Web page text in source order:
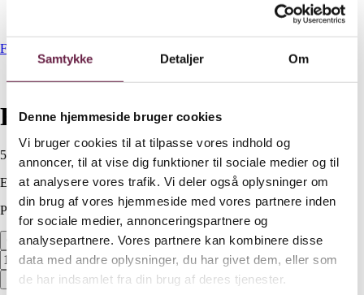
Samtykke Detaljer Om
Denne hjemmeside bruger cookies
Vi bruger cookies til at tilpasse vores indhold og
annoncer, til at vise dig funktioner til sociale medier og til
at analysere vores trafik. Vi deler også oplysninger om
din brug af vores hjemmeside med vores partnere inden
for sociale medier, annonceringspartnere og
analysepartnere. Vores partnere kan kombinere disse
data med andre oplysninger, du har givet dem, eller som
de har indsamlet fra din brug af deres tjenester.
Forside
Rosti Margrethe skålesæt 3 dele
560,00
Ekskl. moms
På lager
Rosti Margrethe skålesæt 3 dele antal
Bestil